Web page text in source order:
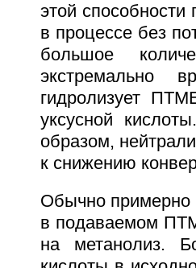
этой
в процессе без
большое
экстремально
гидролизует
уксусной
образом,
к снижению
Обычно примерно
в подаваемом
на метанолиз.